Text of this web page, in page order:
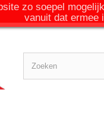
zo soepel
vanuit dat ermee